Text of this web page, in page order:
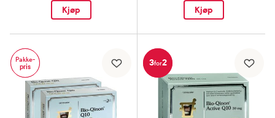
Kjøp Kjøp
Pakke-
pris 3for2